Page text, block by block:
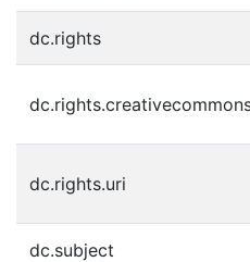
dc.rights
dc.rights.uri
dc.subject